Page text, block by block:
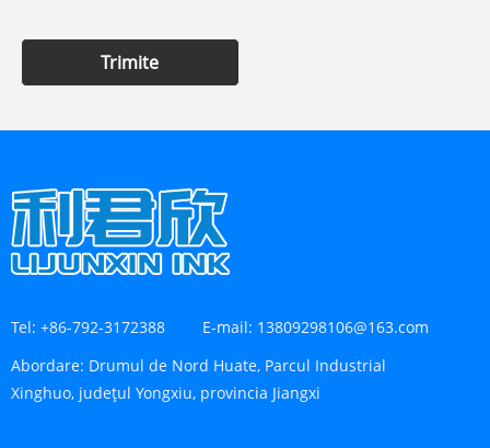
Trimite
Tel: +86-792-3172388 E-mail: 13809298106@163.com
Abordare: Drumul de Nord Huate, Parcul Industrial
Xinghuo, județul Yongxiu, provincia Jiangxi